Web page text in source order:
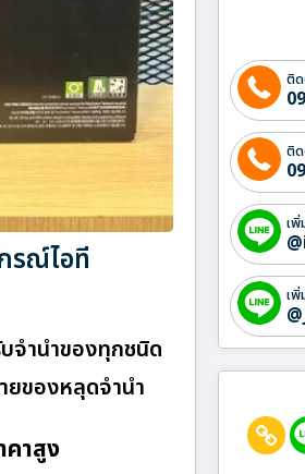
รณ์ไอที
จำนำของทุกชนิด
ยของหลุดจำนำ
คาสูง
ติ
ติ
เ
เ